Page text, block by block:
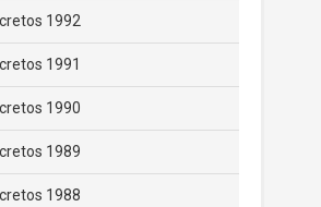
1992
1991
1990
1989
1988